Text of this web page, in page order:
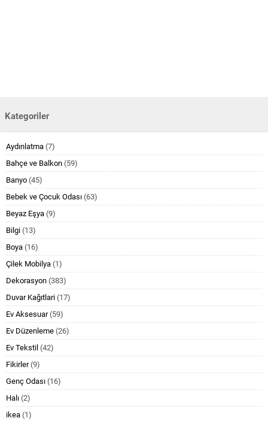
Kategoriler
Aydınlatma (7)
Bahçe ve Balkon (59)
Banyo (45)
Bebek ve Çocuk Odası (63)
Beyaz Eşya (9)
Bilgi (13)
Boya (16)
Çilek Mobilya (1)
Dekorasyon (383)
Duvar Kağıtlari (17)
Ev Aksesuar(59)
Ev Düzenleme (26)
Ev Tekstil (42)
Fikirler(9)
Genç Odası (16)
Halı (2)
ikea (1)